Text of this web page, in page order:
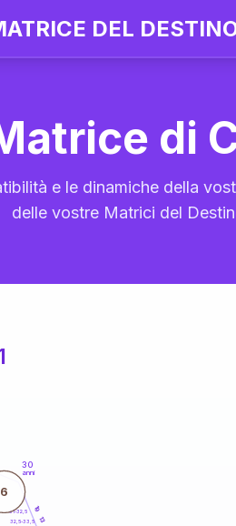
DEL
di
e le dinamiche della
delle vostre Matrici del
30
anni
31-32,5
32,5-33,5
19
13
6